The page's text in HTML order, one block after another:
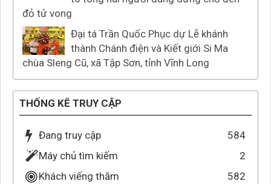
đỏ tử vong
Đại tá Trần Quốc Phục dự Lễ khánh
thành Chánh điện và Kiết giới Si Ma
chùa Sleng Cũ, xã Tập Sơn, tỉnh Vĩnh Long
THỐNG KÊ TRUY CẬP
Đang truy cập
584
Máy chủ tìm kiếm
2
Khách viếng thăm
582